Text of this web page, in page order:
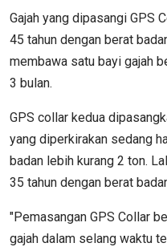
Gajah yang dipasangi GPS
45 tahun dengan berat
membawa satu bayi gajah
3 bulan.
GPS collar kedua
yang diperkirakan sedang
badan lebih kurang 2 ton.
35 tahun dengan berat
"Pemasangan GPS Collar
gajah dalam selang waktu